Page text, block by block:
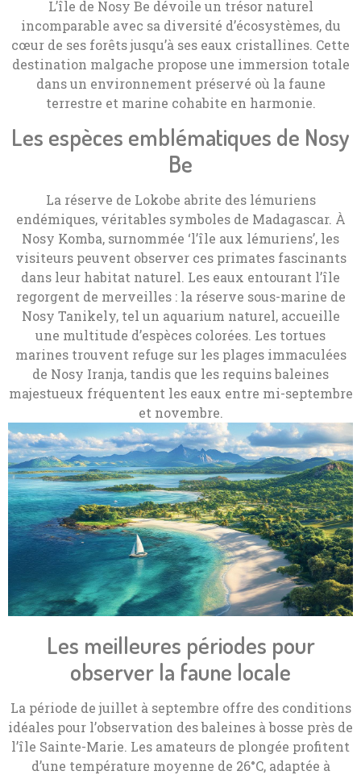
L’île de Nosy Be dévoile un trésor naturel
incomparable avec sa diversité d’écosystèmes, du
cœur de ses forêts jusqu’à ses eaux cristallines. Cette
destination malgache propose une immersion totale
dans un environnement préservé où la faune
terrestre et marine cohabite en harmonie.
Les espèces emblématiques de Nosy
Be
La réserve de Lokobe abrite des lémuriens
endémiques, véritables symboles de Madagascar. À
Nosy Komba, surnommée ‘l’île aux lémuriens’, les
visiteurs peuvent observer ces primates fascinants
dans leur habitat naturel. Les eaux entourant l’île
regorgent de merveilles : la réserve sous-marine de
Nosy Tanikely, tel un aquarium naturel, accueille
une multitude d’espèces colorées. Les tortues
marines trouvent refuge sur les plages immaculées
de Nosy Iranja, tandis que les requins baleines
majestueux fréquentent les eaux entre mi-septembre
et novembre.
Les meilleures périodes pour
observer la faune locale
La période de juillet à septembre offre des conditions
idéales pour l’observation des baleines à bosse près de
l’île Sainte-Marie. Les amateurs de plongée profitent
d’une température moyenne de 26°C, adaptée à